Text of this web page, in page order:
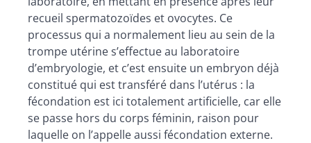
recueil spermatozoïdes et ovocytes. Ce
processus qui a normalement lieu au sein de la
trompe utérine s’effectue au laboratoire
d’embryologie, et c’est ensuite un embryon déjà
constitué qui est transféré dans l’utérus : la
fécondation est ici totalement artificielle, car elle
se passe hors du corps féminin, raison pour
laquelle on l’appelle aussi fécondation externe.